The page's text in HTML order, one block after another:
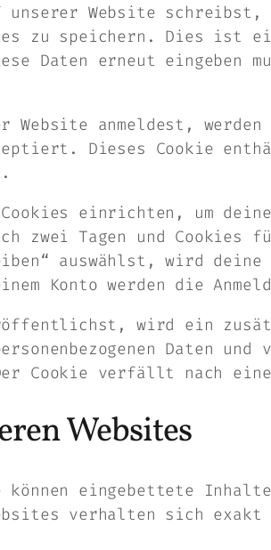
unserer Website
zu speichern. Dies ist
Daten erneut eingeben
anmeldest,
Dieses Cookie
einrichten, um
zwei Tagen und Cookies
auswählst, wird deine
Konto werden die
wird ein
Daten
Cookie verfällt nach
Websites
können eingebettete
verhalten sich exakt